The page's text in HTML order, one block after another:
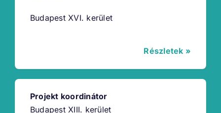
Budapest XVI. kerület
Részletek »
Projekt koordinátor
Budapest XIII. kerület